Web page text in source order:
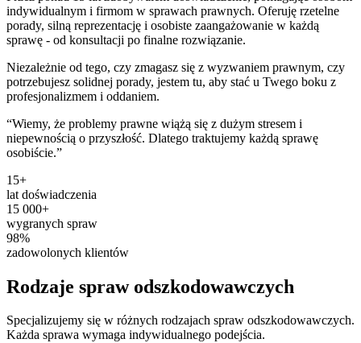
indywidualnym i firmom w sprawach prawnych. Oferuję rzetelne
porady, silną reprezentację i osobiste zaangażowanie w każdą
sprawę - od konsultacji po finalne rozwiązanie.
Niezależnie od tego, czy zmagasz się z wyzwaniem prawnym, czy
potrzebujesz solidnej porady, jestem tu, aby stać u Twego boku z
profesjonalizmem i oddaniem.
“Wiemy, że problemy prawne wiążą się z dużym stresem i
niepewnością o przyszłość. Dlatego traktujemy każdą sprawę
osobiście.”
15+
lat doświadczenia
15 000+
wygranych spraw
98%
zadowolonych klientów
Rodzaje spraw odszkodowawczych
Specjalizujemy się w różnych rodzajach spraw odszkodowawczych.
Każda sprawa wymaga indywidualnego podejścia.